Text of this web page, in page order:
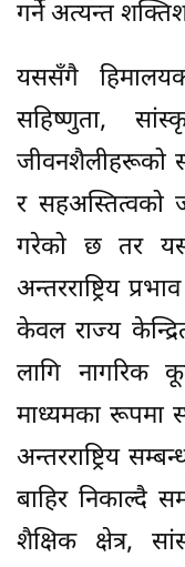
गर्ने अत्यन्त
यससँगै
सहिष्णुता,
जीवनशैलीहरूको
र सहअस्तित्वको
गरेको छ तर
अन्तरराष्ट्रिय
केवल राज्य
लागि नागरिक
माध्यमका रूपमा
अन्तरराष्ट्रिय
बाहिर निकाल्दै
शैक्षिक क्षेत्र,